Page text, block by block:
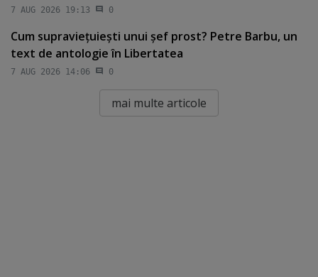
7 AUG 2026 19:13 0
Cum supravieţuieşti unui şef prost? Petre Barbu, un
text de antologie în Libertatea
7 AUG 2026 14:06 0
mai multe articole